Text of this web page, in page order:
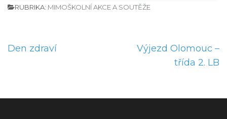
RUBRIKA: MIMOŠKOLNÍ AKCE A SOUTĚŽE
N
g
Den zdraví
Výjezd Olomouc –
třída 2. LB